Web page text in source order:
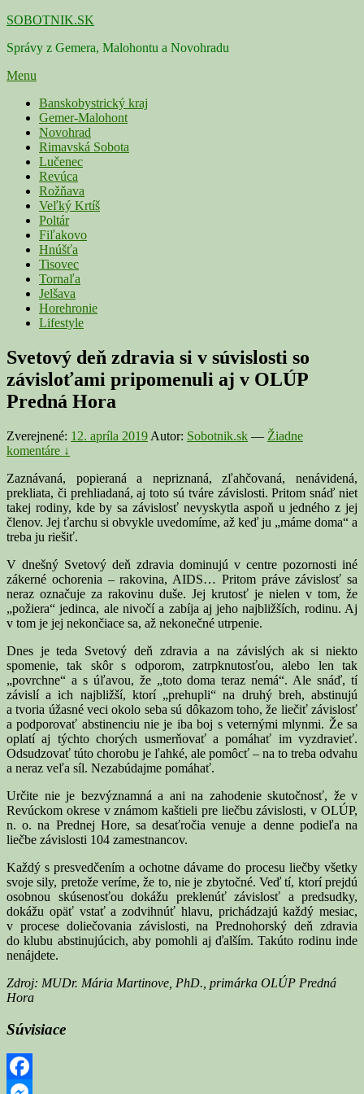
Skip
content
SOBOTNIK.SK
Správy z Gemera, Malohontu a Novohradu
Menu
Primárne
menu
Banskobystrický kraj
Gemer-Malohont
Novohrad
Rimavská Sobota
Lučenec
Revúca
Rožňava
Veľký Krtíš
Poltár
Fiľakovo
Hnúšťa
Tisovec
Tornaľa
Jelšava
Horehronie
Lifestyle
Svetový deň zdravia si v súvislosti so
závisloťami pripomenuli aj v OLÚP
Predná Hora
Zverejnené: 12. apríla 2019 Autor: Sobotnik.sk — Žiadne
komentáre ↓
Zaznávaná, popieraná a nepriznaná, zľahčovaná, nenávidená,
prekliata, či prehliadaná, aj toto sú tváre závislosti. Pritom snáď niet
takej rodiny, kde by sa závislosť nevyskytla aspoň u jedného z jej
členov. Jej ťarchu si obvykle uvedomíme, až keď ju „máme doma“ a
treba ju riešiť.
V dnešný Svetový deň zdravia dominujú v centre pozornosti iné
zákerné ochorenia – rakovina, AIDS… Pritom práve závislosť sa
neraz označuje za rakovinu duše. Jej krutosť je nielen v tom, že
„požiera“ jedinca, ale nivočí a zabíja aj jeho najbližších, rodinu. Aj
v tom je jej nekončiace sa, až nekonečné utrpenie.
Dnes je teda Svetový deň zdravia a na závislých ak si niekto
spomenie, tak skôr s odporom, zatrpknutosťou, alebo len tak
„povrchne“ a s úľavou, že „toto doma teraz nemá“. Ale snáď, tí
závislí a ich najbližší, ktorí „prehupli“ na druhý breh, abstinujú
a tvoria úžasné veci okolo seba sú dôkazom toho, že liečiť závislosť
a podporovať abstinenciu nie je iba boj s veternými mlynmi. Že sa
oplatí aj týchto chorých usmerňovať a pomáhať im vyzdravieť.
Odsudzovať túto chorobu je ľahké, ale pomôcť – na to treba odvahu
a neraz veľa síl. Nezabúdajme pomáhať.
Určite nie je bezvýznamná a ani na zahodenie skutočnosť, že v
Revúckom okrese v známom kaštieli pre liečbu závislosti, v OLÚP,
n. o. na Prednej Hore, sa desaťročia venuje a denne podieľa na
liečbe závislosti 104 zamestnancov.
Každý s presvedčením a ochotne dávame do procesu liečby všetky
svoje sily, pretože veríme, že to, nie je zbytočné. Veď tí, ktorí prejdú
osobnou skúsenosťou dokážu preklenúť závislosť a predsudky,
dokážu opäť vstať a zodvihnúť hlavu, prichádzajú každý mesiac,
v procese doliečovania závislosti, na Prednohorský deň zdravia
do klubu abstinujúcich, aby pomohli aj ďalším. Takúto rodinu inde
nenájdete.
Zdroj: MUDr. Mária Martinove, PhD., primárka OLÚP Predná
Hora
Súvisiace